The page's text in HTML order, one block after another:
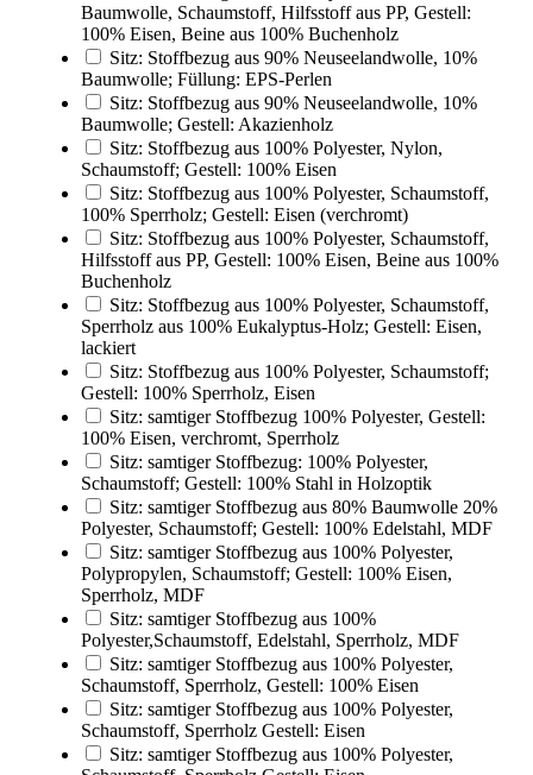
Baumwolle, Schaumstoff, Hilfsstoff aus PP, Gestell:
100% Eisen, Beine aus 100% Buchenholz
Sitz: Stoffbezug aus 90% Neuseelandwolle, 10%
Baumwolle; Füllung: EPS-Perlen
Sitz: Stoffbezug aus 90% Neuseelandwolle, 10%
Baumwolle; Gestell: Akazienholz
Sitz: Stoffbezug aus 100% Polyester, Nylon,
Schaumstoff; Gestell: 100% Eisen
Sitz: Stoffbezug aus 100% Polyester, Schaumstoff,
100% Sperrholz; Gestell: Eisen (verchromt)
Sitz: Stoffbezug aus 100% Polyester, Schaumstoff,
Hilfsstoff aus PP, Gestell: 100% Eisen, Beine aus 100%
Buchenholz
Sitz: Stoffbezug aus 100% Polyester, Schaumstoff,
Sperrholz aus 100% Eukalyptus-Holz; Gestell: Eisen,
lackiert
Sitz: Stoffbezug aus 100% Polyester, Schaumstoff;
Gestell: 100% Sperrholz, Eisen
Sitz: samtiger Stoffbezug 100% Polyester, Gestell:
100% Eisen, verchromt, Sperrholz
Sitz: samtiger Stoffbezug: 100% Polyester,
Schaumstoff; Gestell: 100% Stahl in Holzoptik
Sitz: samtiger Stoffbezug aus 80% Baumwolle 20%
Polyester, Schaumstoff; Gestell: 100% Edelstahl, MDF
Sitz: samtiger Stoffbezug aus 100% Polyester,
Polypropylen, Schaumstoff; Gestell: 100% Eisen,
Sperrholz, MDF
Sitz: samtiger Stoffbezug aus 100%
Polyester,Schaumstoff, Edelstahl, Sperrholz, MDF
Sitz: samtiger Stoffbezug aus 100% Polyester,
Schaumstoff, Sperrholz, Gestell: 100% Eisen
Sitz: samtiger Stoffbezug aus 100% Polyester,
Schaumstoff, Sperrholz Gestell: Eisen
Sitz: samtiger Stoffbezug aus 100% Polyester,